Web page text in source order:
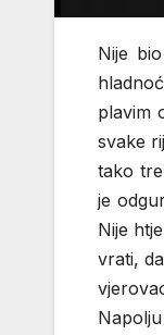
Nije
plavim
svake
tako
je
Nije
vrati,